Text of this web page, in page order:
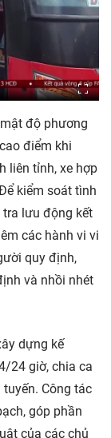
độ phương
điểm khi
liên tỉnh, xe hợp
kiểm soát tình
tra lưu động kết
các hành vi vi
quy định,
và nhồi nhét
dựng kế
24 giờ, chia ca
Công tác
góp phần
của các chủ